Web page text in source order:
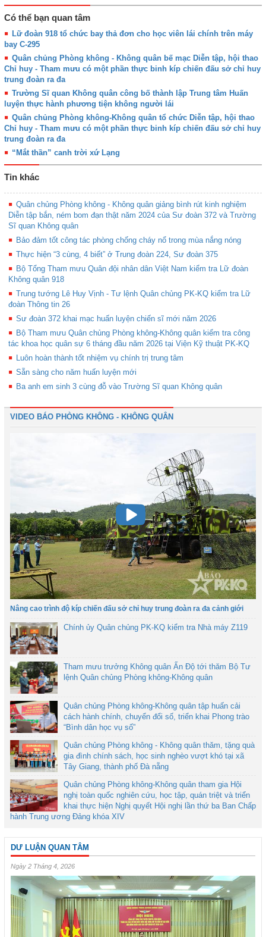
Có thể bạn quan tâm
Lữ đoàn 918 tổ chức bay thả đơn cho học viên lái chính trên máy
bay C-295
Quân chủng Phòng không - Không quân bế mạc Diễn tập, hội thao
Chỉ huy - Tham mưu có một phần thực binh kíp chiến đấu sở chỉ huy
trung đoàn ra đa
Trường Sĩ quan Không quân công bố thành lập Trung tâm Huấn
luyện thực hành phương tiện không người lái
Quân chủng Phòng không-Không quân tổ chức Diễn tập, hội thao
Chỉ huy - Tham mưu có một phần thực binh kíp chiến đấu sở chỉ huy
trung đoàn ra đa
“Mắt thần” canh trời xứ Lạng
Tin khác
Quân chủng Phòng không - Không quân giảng bình rút kinh nghiệm
Diễn tập bắn, ném bom đạn thật năm 2024 của Sư đoàn 372 và Trường
Sĩ quan Không quân
Bảo đảm tốt công tác phòng chống cháy nổ trong mùa nắng nóng
Thực hiện “3 cùng, 4 biết” ở Trung đoàn 224, Sư đoàn 375
Bộ Tổng Tham mưu Quân đội nhân dân Việt Nam kiểm tra Lữ đoàn
Không quân 918
Trung tướng Lê Huy Vịnh - Tư lệnh Quân chủng PK-KQ kiểm tra Lữ
đoàn Thông tin 26
Sư đoàn 372 khai mạc huấn luyện chiến sĩ mới năm 2026
Bộ Tham mưu Quân chủng Phòng không-Không quân kiểm tra công
tác khoa học quân sự 6 tháng đầu năm 2026 tại Viện Kỹ thuật PK-KQ
Luôn hoàn thành tốt nhiệm vụ chính trị trung tâm
Sẵn sàng cho năm huấn luyện mới
Ba anh em sinh 3 cùng đỗ vào Trường Sĩ quan Không quân
VIDEO BÁO PHÒNG KHÔNG - KHÔNG QUÂN
Nâng cao trình độ kíp chiến đấu sở chỉ huy trung đoàn ra đa cảnh giới
Chính ủy Quân chủng PK-KQ kiểm tra Nhà máy Z119
Tham mưu trưởng Không quân Ấn Độ tới thăm Bộ Tư
lệnh Quân chủng Phòng không-Không quân
Quân chủng Phòng không-Không quân tập huấn cải
cách hành chính, chuyển đổi số, triển khai Phong trào
“Bình dân học vụ số”
Quân chủng Phòng không - Không quân thăm, tặng quà
gia đình chính sách, học sinh nghèo vượt khó tại xã
Tây Giang, thành phố Đà nẵng
Quân chủng Phòng không-Không quân tham gia Hội
nghị toàn quốc nghiên cứu, học tập, quán triệt và triển
khai thực hiện Nghị quyết Hội nghị lần thứ ba Ban Chấp
hành Trung ương Đảng khóa XIV
DƯ LUẬN QUAN TÂM
Ngày 2 Tháng 4, 2026